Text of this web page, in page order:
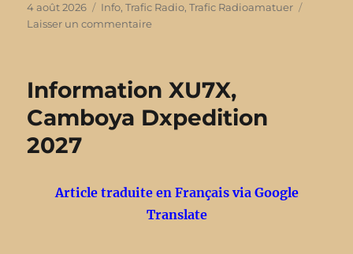
Publié
le
4 août 2026 Catégories
Info,Trafic Radio,Trafic Radioamatuer
Laisser un commentaire
Information XU7X,
Camboya Dxpedition
2027
Article traduite en Français via Google
Translate